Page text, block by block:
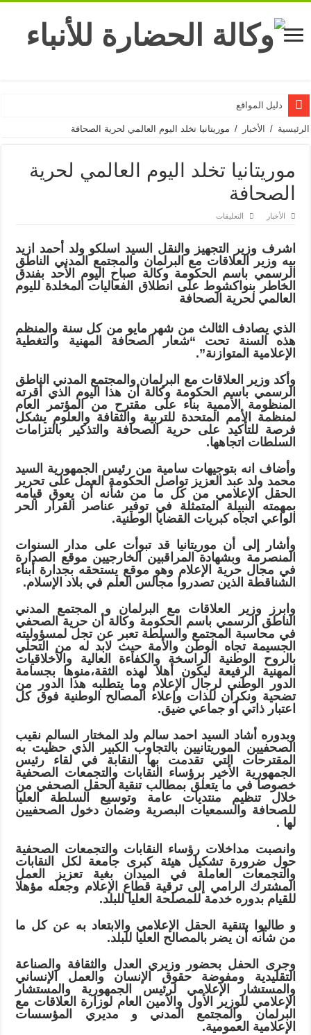
دليل المواقع
الرئيسية / الأخبار / موريتانيا تخلد اليوم العالمي لحرية الصحافة
موريتانيا تخلد اليوم العالمي لحرية
الصحافة
الأخبار التعليقات
العالمي
لحرية
الصحافة
مغلقة
اشرف وزير التجهيز والنقل السيد اسلكو ولد أحمد ازيد
بيه وزير العلاقات مع البرلمان والمجتمع المدني الناطق
الرسمي باسم الحكومة وكالة صباح اليوم الأحد بفندق
الخاطر بنواكشوط على انطلاق الفعاليات المخلدة لليوم
العالمي لحرية الصحافة
الذي يصادف الثالث من شهر مايو من كل سنة والمنظم
هذه السنة تحت “شعار الصحافة المهنية والتغطية
الإعلامية المتوازنة”.
وأكد وزير العلاقات مع البرلمان والمجتمع المدني الناطق
الرسمي باسم الحكومة وكالة أن هذا اليوم الذي أقرته
المنظومة الأممية بناء على مقترح من المؤتمر العام
لمنظمة الأمم المتحدة للتربية والثقافة والعلوم يشكل
فرصة للتأكيد على حرية الصحافة والتذكير بالتزامات
السلطات اتجاهها.
وأضاف انه بتوجيهات سامية من رئيس الجمهورية السيد
محمد ولد عبد العزيز تواصل الحكومة العمل على تحرير
الحقل الإعلامي من كل ما من شأنه أن يعوق قيامه
بمهمته النبيلة المتمثلة في توفير عناصر القرار الحر
الواعي اتجاه كبريات القضايا الوطنية.
وأشار إلى أن موريتانيا قد تبوأت على مدار السنوات
المنصرمة وبشهادة المراقبين الخارجيين موقع الصدارة
في مجال حرية الإعلام وهو موقع يستحقه بجدارة أبناء
الشناقطة الذين تصدروا مجالس العلم في بلاد الإسلام.
وابرز وزير العلاقات مع البرلمان و المجتمع المدني
الناطق الرسمي باسم الحكومة وكالة أن حرية الصحفي
في محاسبة المجتمع والسلطة تعبر عن تجل لمسؤوليته
الجسيمة تجاه الوطن والأمة حيث لابد له من التحلي
بالروح الوطنية الراسخة والكفاءة العالية والأخلاقيات
المهنية الرفيعة ليكون أهلا لهذه الثقة،منوها بجسامة
الدور الوطني لرجال الإعلام وما يتطلبه هذا الدور من
تضحية ونكران للذات وإعلاء المصالح الوطنية فوق كل
اعتبار ذاتي أو جماعي ضيق.
وبدوره أشاد السيد احمد سالم ولد المختار السالم نقيب
الصحفيين الموريتانيين بالتجاوب الكبير الذي حظيت به
المقترحات التي تقدمت بها النقابة في لقاء رئيس
الجمهورية الأخير برؤساء النقابات والتجمعات الصحفية
خصوصا في ما يتعلق بمطالب تنقية الحقل الصحفي من
خلال تنظيم منتديات عامة وتوسيع السلطة العليا
للصحافة والسمعيات البصرية وضمان دخول الصحفيين
لها .
وانصبت مداخلات رؤساء النقابات والتجمعات الصحفية
حول ضرورة تشكيل هيئة كبرى جامعة لكل النقابات
والتجمعات العاملة في الميدان بغية تعزيز العمل
المشترك الرامي إلى ترقية قطاع الإعلام وجعله مؤهلا
للقيام بدوره خدمة للمصلحة العليا للبلد.
و طالبوا بتنقية الحقل الإعلامي والابتعاد به عن كل ما
من شأنه أن يضر بالمصالح العليا للبلد.
وجرى الحفل بحضور وزيري العدل والثقافة والصناعة
التقليدية ومفوضة حقوق الإنسان والعمل الإنساني
والمستشار الإعلامي لرئيس الجمهورية والمستشار
الإعلامي للوزير الأول والأمين العام لوزارة العلاقات مع
البرلمان والمجتمع المدني و مديري المؤسسات
الإعلامية العمومية.